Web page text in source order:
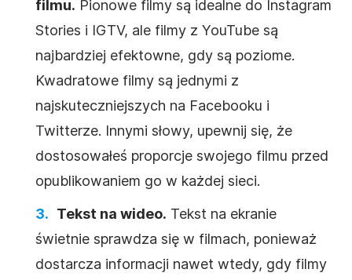
filmu. Pionowe filmy są idealne do Instagram
Stories i IGTV, ale filmy z YouTube są
najbardziej efektowne, gdy są poziome.
Kwadratowe filmy są jednymi z
najskuteczniejszych na Facebooku i
Twitterze. Innymi słowy, upewnij się, że
dostosowałeś proporcje swojego filmu przed
opublikowaniem go w każdej sieci.
Tekst na wideo. Tekst na ekranie
świetnie sprawdza się w filmach, ponieważ
dostarcza informacji nawet wtedy, gdy filmy